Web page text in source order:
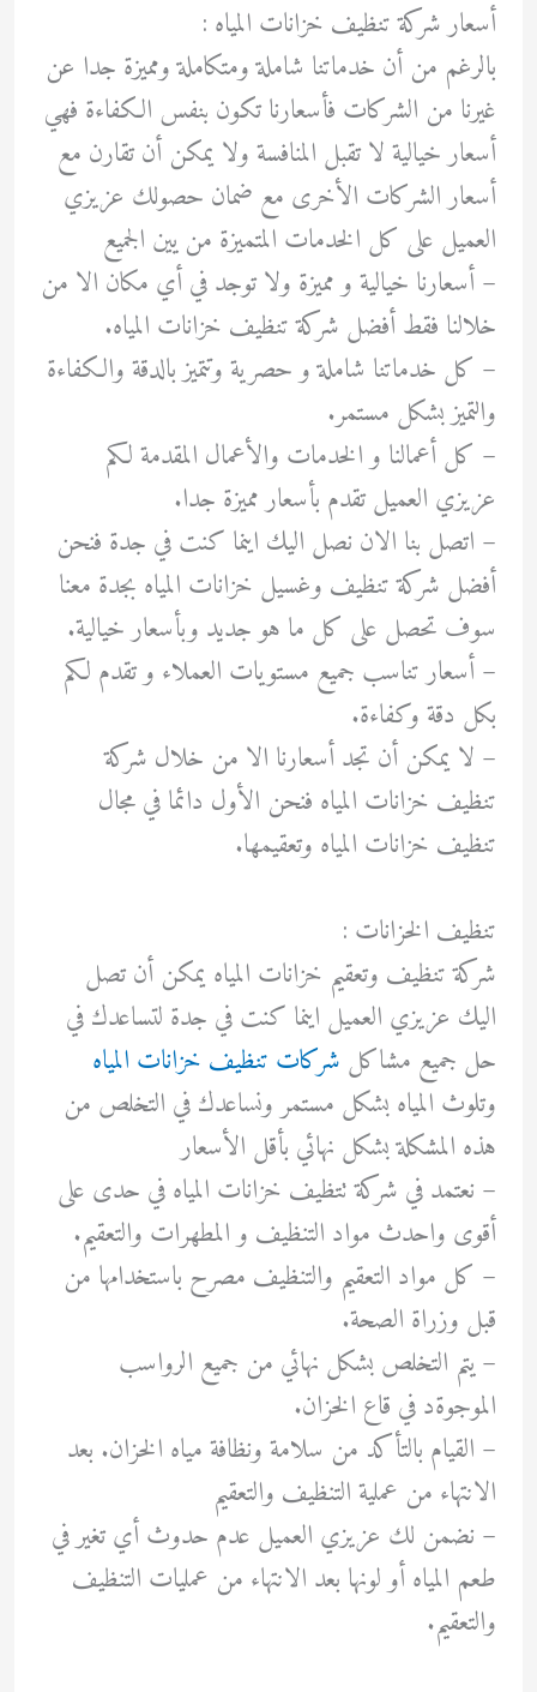
أسعار شركة تنظيف خزانات المياه :
بالرغم من أن خدماتنا شاملة ومتكاملة ومميزة جدا عن
غيرنا من الشركات فأسعارنا تكون بنفس الكفاءة فهي
أسعار خيالية لا تقبل المنافسة ولا يمكن أن تقارن مع
أسعار الشركات الأخرى مع ضمان حصولك عزيزي
العميل على كل الخدمات المتميزة من يين الجميع
– أسعارنا خيالية و مميزة ولا توجد في أي مكان الا من
خلالنا فقط أفضل شركة تنظيف خزانات المياه.
– ‏كل خدماتنا شاملة و حصرية وتتميز بالدقة والكفاءة
والتميز بشكل مستمر.
– كل أعمالنا و الخدمات والأعمال المقدمة لكم
عزيزي العميل تقدم بأسعار مميزة جدا.
– اتصل بنا الان نصل اليك اينما كنت في جدة فنحن
أفضل شركة تنظيف وغسيل خزانات المياه بجدة معنا
سوف تحصل على كل ما هو جديد وبأسعار خيالية.
– أسعار تناسب جميع مستويات العملاء و تقدم لكم
بكل دقة وكفاءة.
– لا يمكن أن تجد أسعارنا الا من خلال شركة
تنظيف خزانات المياه فنحن الأول دائما في مجال
تنظيف خزانات المياه وتعقيمها.
تنظيف الخزانات :
شركة تنظيف وتعقيم خزانات المياه يمكن أن تصل
اليك عزيزي العميل اينما كنت في جدة لتساعدك في
حل جميع مشاكل شركات تنظيف خزانات المياه
وتلوث المياه بشكل مستمر ونساعدك في التخلص من
هذه المشكلة بشكل نهائي بأقل الأسعار
– نعتمد في شركة تتظيف خزانات المياه في حدى على
أقوى واحدث مواد التنظيف و المطهرات والتعقيم.
– ‏كل مواد التعقيم والتنظيف مصرح باستخدامها من
قبل وزراة الصحة.
– ‏يتم التخلص بشكل نهائي من جميع الرواسب
الموجوةد في قاع الخزان.
– ‏القيام بالتأكد من سلامة ونظافة مياه الخزان. بعد
الانتهاء من عملية التنظيف والتعقيم
– نضمن لك عزيزي العميل عدم حدوث أي تغير في
طعم المياه أو لونها بعد الانتهاء من عمليات التنظيف
والتعقيم.